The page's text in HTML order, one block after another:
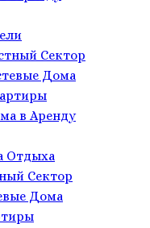
Сектор
Дома
в Аренду
Отдыха
Сектор
Дома